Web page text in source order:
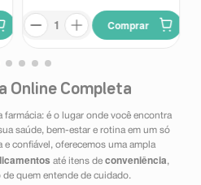
Comprar
Online Completa
farmácia: é o lugar onde você encontra
saúde, bem-estar e rotina em um só
e confiável, oferecemos uma ampla
até itens de conveniência,
quem entende de cuidado.